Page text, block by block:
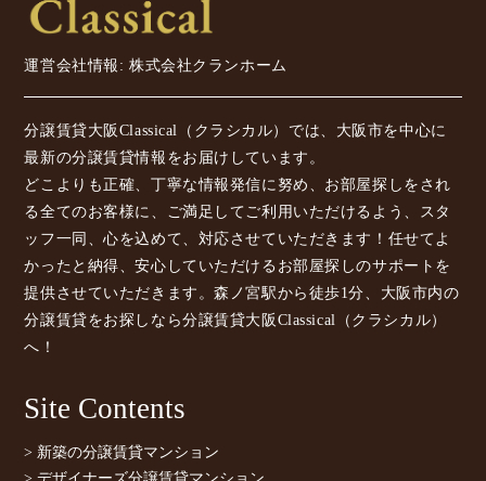
運営会社情報: 株式会社クランホーム
分譲賃貸大阪Classical（クラシカル）では、大阪市を中心に
最新の分譲賃貸情報をお届けしています。
どこよりも正確、丁寧な情報発信に努め、お部屋探しをされ
る全てのお客様に、ご満足してご利用いただけるよう、スタ
ッフ一同、心を込めて、対応させていただきます！任せてよ
かったと納得、安心していただけるお部屋探しのサポートを
提供させていただきます。森ノ宮駅から徒歩1分、大阪市内の
分譲賃貸をお探しなら分譲賃貸大阪Classical（クラシカル）
へ！
Site Contents
> 新築の分譲賃貸マンション